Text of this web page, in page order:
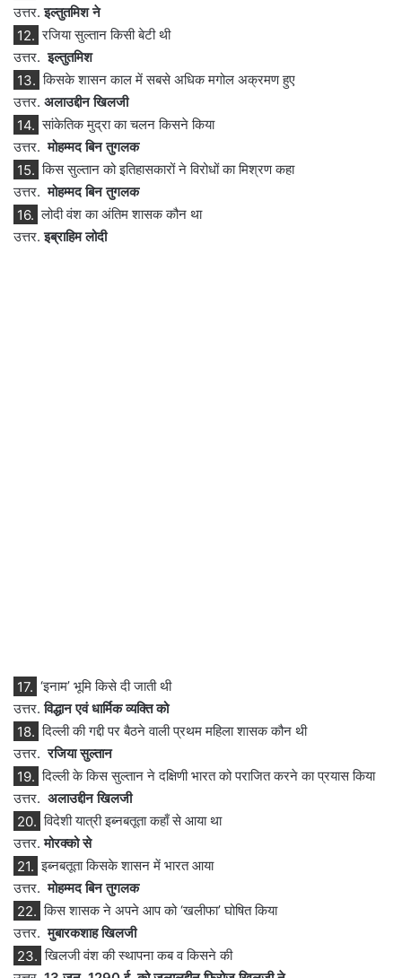
उत्तर.इल्तुतमिश ने
12. रजिया सुल्तान किसी बेटी थी
उत्तर. इल्तुतमिश
13. किसके शासन काल में सबसे अधिक मगोल अक्रमण हुए
उत्तर. अलाउद्दीन खिलजी
14. सांकेतिक मुद्रा का चलन किसने किया
उत्तर. मोहम्मद बिन तुगलक
15. किस सुल्तान को इतिहासकारों ने विरोधों का मिश्रण कहा
उत्तर. मोहम्मद बिन तुगलक
16. लोदी वंश का अंतिम शासक कौन था
उत्तर.इब्राहिम लोदी
17. ‘इनाम’ भूमि किसे दी जाती थी
उत्तर.विद्धान एवं धार्मिक व्यक्ति को
18. दिल्ली की गद्दी पर बैठने वाली प्रथम महिला शासक कौन थी
उत्तर. रजिया सुल्तान
19. दिल्ली के किस सुल्तान ने दक्षिणी भारत को पराजित करने का प्रयास किया
उत्तर. अलाउद्दीन खिलजी
20. विदेशी यात्री इब्नबतूता कहाँ से आया था
उत्तर.मोरक्को से
21. इब्नबतूता किसके शासन में भारत आया
उत्तर. मोहम्मद बिन तुगलक
22. किस शासक ने अपने आप को ‘खलीफा’ घोषित किया
उत्तर. मुबारकशाह खिलजी
23. खिलजी वंश की स्थापना कब व किसने की